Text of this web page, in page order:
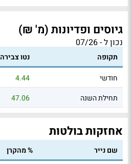
גיוסים ופדיונות (מ' ₪)
נכון ל - 07/26
תקופה נטו צבירה
חודשי
4.44
תחילת השנה
47.06
אחזקות בולטות
שם נייר % מהקרן